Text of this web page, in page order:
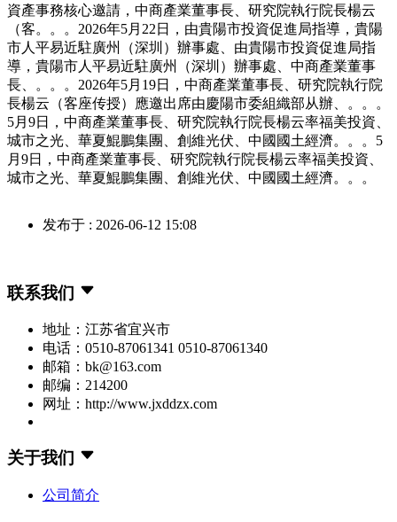
資產事務核心邀請，中商產業董事長、研究院執行院長楊云
（客。。。2026年5月22日，由貴陽市投資促進局指導，貴陽
市人平易近駐廣州（深圳）辦事處、由貴陽市投資促進局指
導，貴陽市人平易近駐廣州（深圳）辦事處、中商產業董事
長、。。。2026年5月19日，中商產業董事長、研究院執行院
長楊云（客座传授）應邀出席由慶陽市委組織部从辦、。。。
5月9日，中商產業董事長、研究院執行院長楊云率福美投資、
城市之光、華夏鯤鵬集團、創維光伏、中國國土經濟。。。5
月9日，中商產業董事長、研究院執行院長楊云率福美投資、
城市之光、華夏鯤鵬集團、創維光伏、中國國土經濟。。。
发布于 : 2026-06-12 15:08
联系我们
地址：江苏省宜兴市
电话：0510-87061341 0510-87061340
邮箱：bk@163.com
邮编：214200
网址：http://www.jxddzx.com
关于我们
公司简介